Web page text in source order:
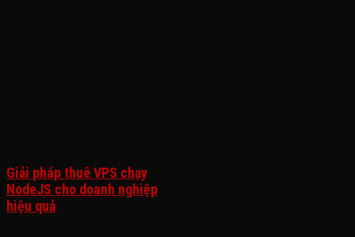
Giải pháp thuê VPS chạy
NodeJS cho doanh nghiệp
hiệu quả